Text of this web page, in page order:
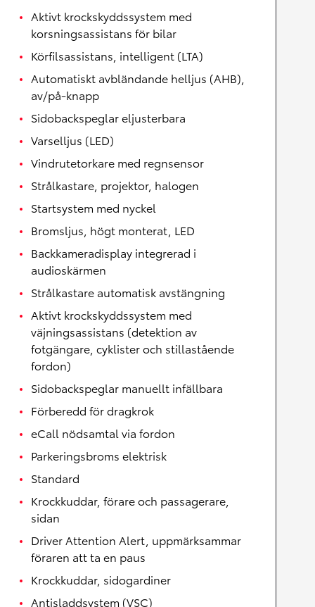
Aktivt krockskyddssystem med
korsningsassistans för bilar
Körfilsassistans, intelligent (LTA)
Automatiskt avbländande helljus (AHB),
av/på-knapp
Sidobackspeglar eljusterbara
Varselljus (LED)
Vindrutetorkare med regnsensor
Strålkastare, projektor, halogen
Startsystem med nyckel
Bromsljus, högt monterat, LED
Backkameradisplay integrerad i
audioskärmen
Strålkastare automatisk avstängning
Aktivt krockskyddssystem med
väjningsassistans (detektion av
fotgängare, cyklister och stillastående
fordon)
Sidobackspeglar manuellt infällbara
Förberedd för dragkrok
eCall nödsamtal via fordon
Parkeringsbroms elektrisk
Standard
Krockkuddar, förare och passagerare,
sidan
Driver Attention Alert, uppmärksammar
föraren att ta en paus
Krockkuddar, sidogardiner
Antisladdsystem (VSC)